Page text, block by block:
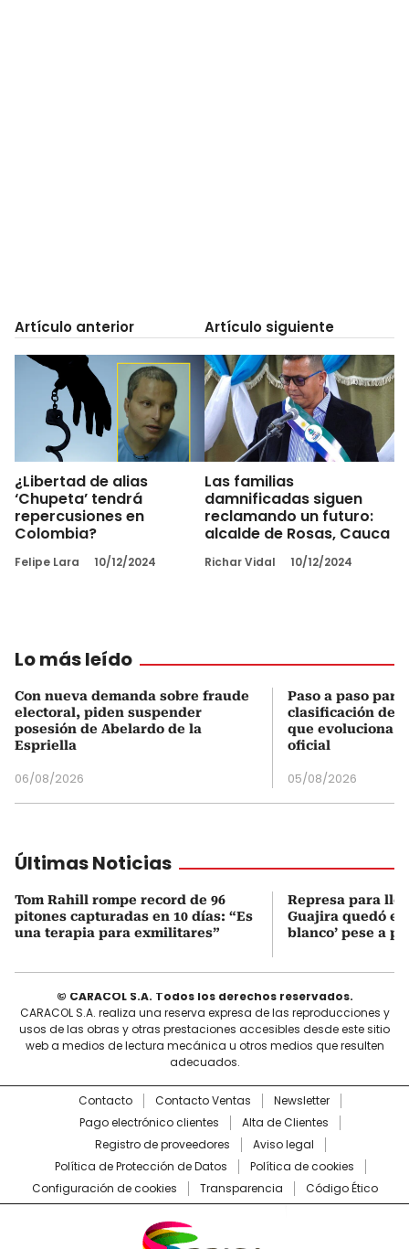
Artículo anterior
¿Libertad de alias
‘Chupeta’ tendrá
repercusiones en
Colombia?
Felipe Lara 10/12/2024
Artículo siguiente
Las familias
damnificadas siguen
reclamando un futuro:
alcalde de Rosas, Cauca
Richar Vidal 10/12/2024
Lo más leído
Con nueva demanda sobre fraude
electoral, piden suspender
posesión de Abelardo de la
Espriella
06/08/2026
Paso a paso
clasificación del
que evoluciona
oficial
05/08/2026
Últimas Noticias
Tom Rahill rompe record de 96
pitones capturadas en 10 días: “Es
una terapia para exmilitares”
Represa para
Guajira quedó en
blanco’ pese a
© CARACOL S.A. Todos los derechos reservados.
CARACOL S.A. realiza una reserva expresa de las reproducciones y
usos de las obras y otras prestaciones accesibles desde este sitio
web a medios de lectura mecánica u otros medios que resulten
adecuados.
Contacto Contacto Ventas
Newsletter
Pago electrónico clientes
Alta de Clientes
Registro de proveedores
Aviso legal
Política de Protección de Datos
Política de cookies
Configuración de cookies
Transparencia Código Ético